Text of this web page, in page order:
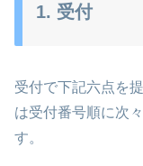
1. 受付
受付で下記六点を
は受付番号順に次
す。